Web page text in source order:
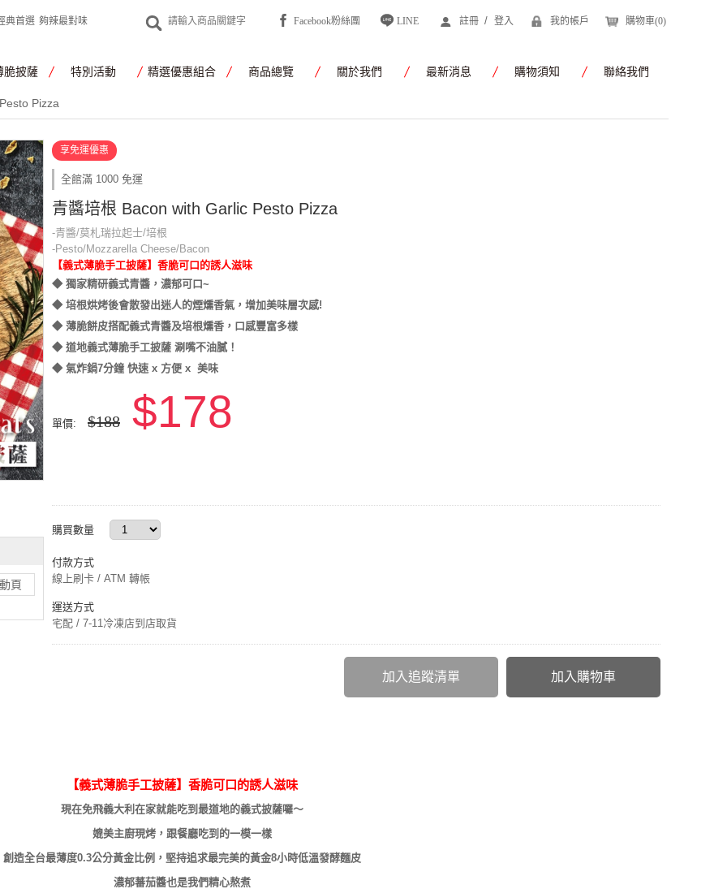
典首選 夠辣最對味 Facebook粉絲團 LINE 註冊 / 登入 我的帳戶 購物車(0)
脆披薩 特別活動 精選優惠組合 商品總覽 關於我們 最新消息 購物須知 聯絡我們
Pizza
頁
享免運優惠
全館滿 1000 免運
青醬培根 Bacon with Garlic Pesto Pizza
-青醬/莫札瑞拉起士/培根
-Pesto/Mozzarella Cheese/Bacon
【義式薄脆手工披薩】香脆可口的誘人滋味
◆ 獨家精研義式青醬，濃郁可口~
◆ 培根烘烤後會散發出迷人的煙燻香氣，增加美味層次感!
◆ 薄脆餅皮搭配義式青醬及培根燻香，口感豐富多樣
◆ 道地義式薄脆手工披薩 涮嘴不油膩！
◆ 氣炸鍋7分鐘 快速 x 方便 x 美味
單價: $188 $178
購買數量
付款方式
線上刷卡 / ATM 轉帳
運送方式
宅配 / 7-11冷凍店到店取貨
加入購物車
加入追蹤清單
【義式薄脆手工披薩】香脆可口的誘人滋味
現在免飛義大利在家就能吃到最道地的義式披薩囉～
媲美主廚現烤，跟餐廳吃到的一模一樣
創造全台最薄度0.3公分黃金比例，堅持追求最完美的黃金8小時低溫發酵麵皮
濃郁蕃茄醬也是我們精心熬煮